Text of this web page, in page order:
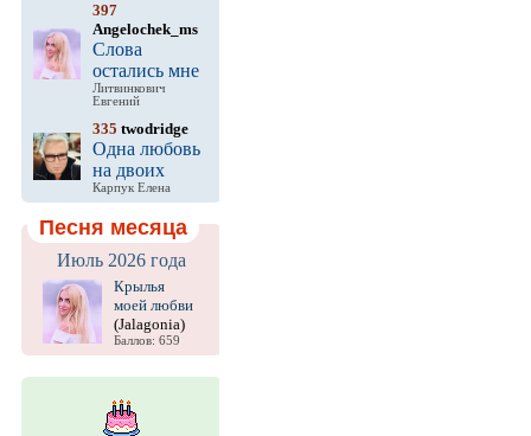
397
Angelochek_ms
Слова
остались мне
Литвинкович
Евгений
335 twodridge
Одна любовь
на двоих
Карпук Елена
Песня месяца
Июль 2026 года
Крылья
моей любви
(Jalagonia)
Баллов: 659